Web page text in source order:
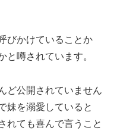
びかけていることか
と噂されています。
ど公開されていません
妹を溺愛していると
れても喜んで言うこと